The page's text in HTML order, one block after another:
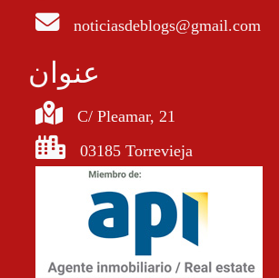
noticiasdeblogs@gmail.com
عنوان
C/ Pleamar, 21
03185 Torrevieja